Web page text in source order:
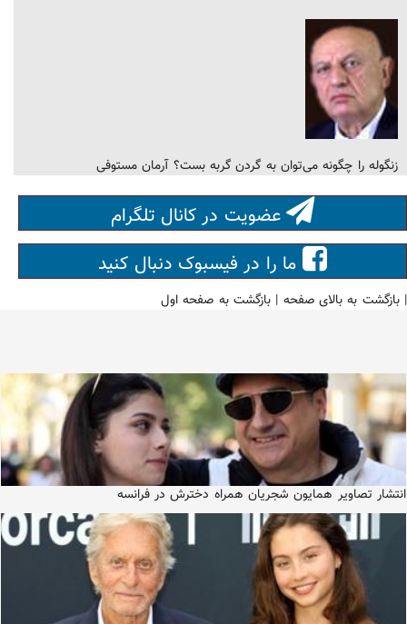
زنگوله را چگونه می‌توان به گردن گربه بست؟ آرمان مستوفی
عضویت در کانال تلگرام
ما را در فیسبوک دنبال کنید
|بازگشت به بالای صفحه |بازگشت به صفحه اول
انتشار تصاویر همایون شجریان همراه دخترش در فرانسه